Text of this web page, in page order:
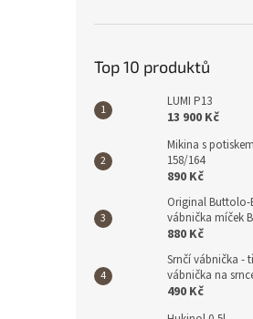
Top 10 produktů
LUMI P13
13 900 Kč
Mikina s
158/164
890 Kč
Original Buttolo-
vábnička míček
880 Kč
Srnčí vábnička -
vábnička na
490 Kč